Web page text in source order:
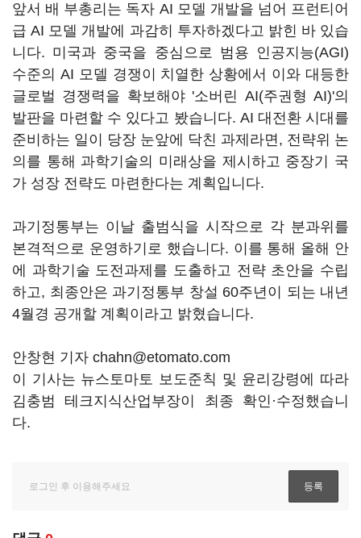
앞서 배 부총리는 독자 AI 모델 개발을 넘어 프런티어
급 AI 모델 개발에 과감히 투자하겠다고 밝힌 바 있습
니다. 미국과 중국을 중심으로 범용 인공지능(AGI)
수준의 AI 모델 경쟁이 치열한 상황에서 이와 대등한
글로벌 경쟁력을 확보해야 '소버린 AI(주권형 AI)'의
발판을 마련할 수 있다고 봤습니다. AI 대전환 시대를
준비하는 일이 당장 눈앞에 닥친 과제라면, 전략위 논
의를 통해 과학기술의 미래상을 제시하고 중장기 국
가 성장 전략도 마련한다는 계획입니다.
과기정통부는 이날 출범식을 시작으로 각 분과위를
본격적으로 운영하기로 했습니다. 이를 통해 올해 안
에 과학기술 도전과제를 도출하고 전략 초안을 수립
하고, 최종안은 과기정통부 창설 60주년이 되는 내년
4월경 공개할 계획이라고 밝혔습니다.
안창현 기자 chahn@etomato.com
이 기사는 뉴스토마토 보도준칙 및 윤리강령에 따라
김충범 테크지식산업부장이 최종 확인·수정했습니
다.